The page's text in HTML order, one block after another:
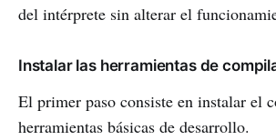
del intérprete sin alterar el
Instalar las herramientas de
El primer paso consiste en instalar el
herramientas básicas de desarrollo.